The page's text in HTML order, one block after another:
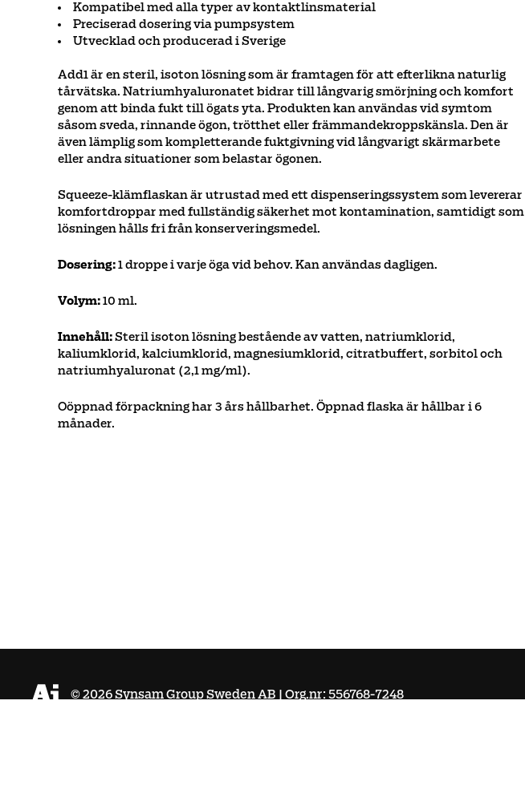
Kompatibel med alla typer av kontaktlinsmaterial
Preciserad dosering via pumpsystem
Utvecklad och producerad i Sverige
Add1 är en steril, isoton lösning som är framtagen för att efterlikna naturlig
tårvätska. Natriumhyaluronatet bidrar till långvarig smörjning och komfort
genom att binda fukt till ögats yta. Produkten kan användas vid symtom
såsom sveda, rinnande ögon, trötthet eller främmandekroppskänsla. Den är
även lämplig som kompletterande fuktgivning vid långvarigt skärmarbete
eller andra situationer som belastar ögonen.
Squeeze-klämflaskan är utrustad med ett dispenseringssystem som levererar
komfortdroppar med fullständig säkerhet mot kontamination, samtidigt som
lösningen hålls fri från konserveringsmedel.
Dosering:1 droppe i varje öga vid behov. Kan användas dagligen.
Volym:10 ml.
Innehåll:Steril isoton lösning bestående av vatten, natriumklorid,
kaliumklorid, kalciumklorid, magnesiumklorid, citratbuffert, sorbitol och
natriumhyaluronat (2,1 mg/ml).
Oöppnad förpackning har 3 års hållbarhet. Öppnad flaska är hållbar i 6
månader.
©2026Synsam Group Sweden AB | Org.nr: 556768-7248